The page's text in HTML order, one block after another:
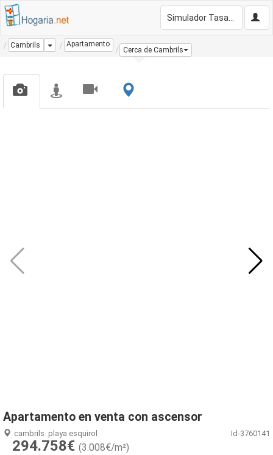
Cambrils Dropdown
Apartamento
Cerca de Cambrils
Apartamento en venta con ascensor
cambrils playa esquirol Id-3760141
294.758€ (3.008€/m²)